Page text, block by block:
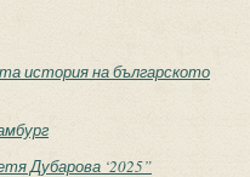
история на българското
Дубарова ‘2025”